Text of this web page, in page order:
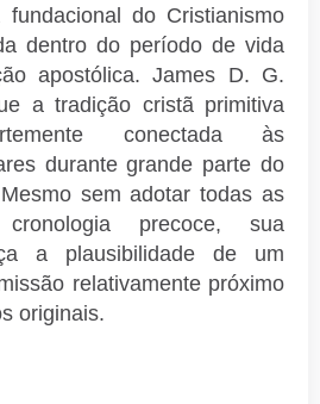
do Cristianismo
dentro do período de vida
apostólica. James D. G.
a tradição cristã primitiva
conectada às
durante grande parte do
Mesmo sem adotar todas as
precoce, sua
a plausibilidade de um
relativamente próximo
originais.